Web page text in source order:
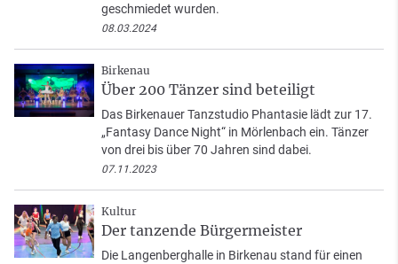
geschmiedet wurden.
08.03.2024
Birkenau
Über 200 Tänzer sind beteiligt
Das Birkenauer Tanzstudio Phantasie lädt zur 17.
„Fantasy Dance Night“ in Mörlenbach ein. Tänzer
von drei bis über 70 Jahren sind dabei.
07.11.2023
Kultur
Der tanzende Bürgermeister
Die Langenberghalle in Birkenau stand für einen